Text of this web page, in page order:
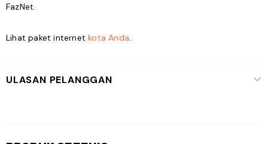
FazNet.
Lihat paket internetkota Anda.
ULASAN PELANGGAN